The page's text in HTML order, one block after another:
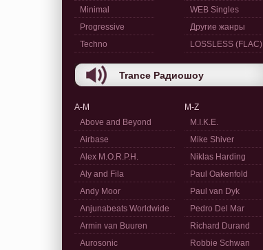
Minimal
Progressive
Techno
WEB Singles
Другие жанры
LOSSLESS (FLAC)
Trance Радиошоу
A-M
Above and Beyond
Airbase
Alex M.O.R.P.H.
Aly and Fila
Andy Moor
Anjunabeats Worldwide
Armin van Buuren
Aurosonic
M-Z
M.I.K.E.
Mike Shiver
Niklas Harding
Paul Oakenfold
Paul van Dyk
Pedro Del Mar
Richard Durand
Robbie Schwan